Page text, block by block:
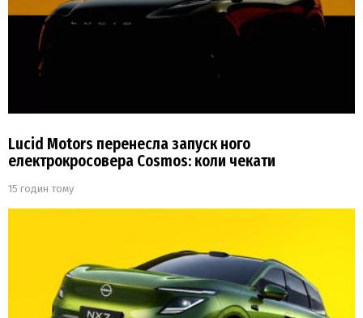
Lucid Motors перенесла запуск ного
електрокросовера Cosmos: коли чекати
15 годин тому